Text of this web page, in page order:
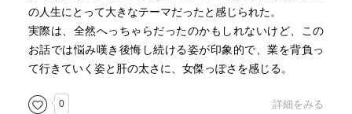
の人生にとって大きなテーマだったと感じられた。
実際は、全然へっちゃらだったのかもしれないけど、この
お話では悩み嘆き後悔し続ける姿が印象的で、業を背負っ
て行きていく姿と肝の太さに、女傑っぽさを感じる。
0 詳細をみる